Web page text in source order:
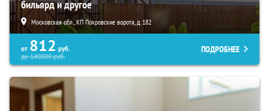
бильярд и другое
Московская обл., КП Покровские ворота, д. 182
от 812 руб.
до140800руб.
ПОДРОБНЕЕ